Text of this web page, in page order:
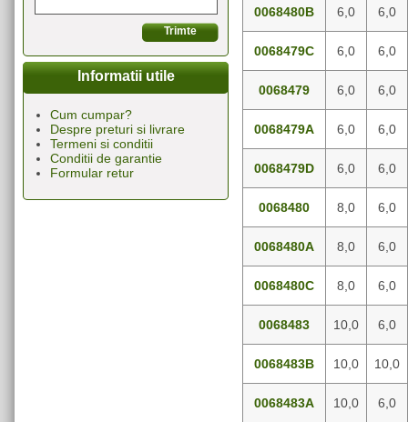
Informatii utile
Cum cumpar?
Despre preturi si livrare
Termeni si conditii
Conditii de garantie
Formular retur
0068480B 6,0 6,0
0068479C 6,0 6,0
0068479 6,0 6,0
0068479A 6,0 6,0
0068479D 6,0 6,0
0068480 8,0 6,0
0068480A 8,0 6,0
0068480C 8,0 6,0
0068483 10,0 6,0
0068483B 10,0 10,0
0068483A 10,0 6,0